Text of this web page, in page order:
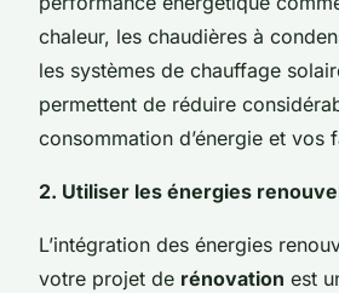
chaleur, les chaudières à
les systèmes de chauffage
permettent de réduire
consommation d’énergie et vos
2. Utiliser les énergies
L’intégration des énergies
votre projet de rénovation est